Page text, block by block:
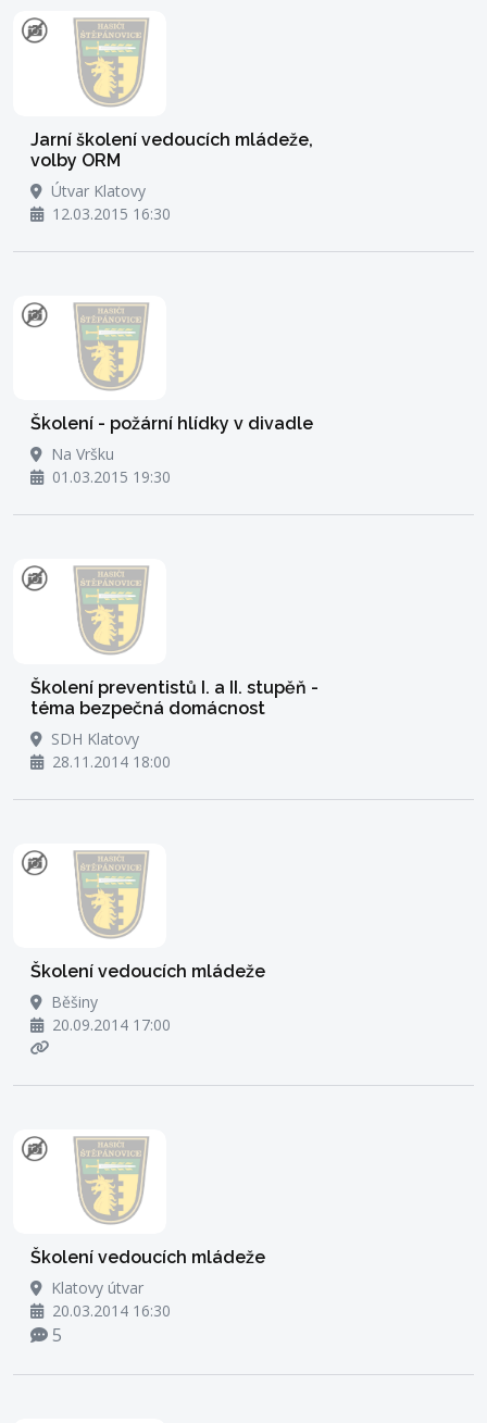
Jarní školení vedoucích mládeže,
volby ORM
Útvar Klatovy
12.03.2015 16:30
Školení - požární hlídky v divadle
Na Vršku
01.03.2015 19:30
Školení preventistů I. a II. stupěň -
téma bezpečná domácnost
SDH Klatovy
28.11.2014 18:00
Školení vedoucích mládeže
Běšiny
20.09.2014 17:00
Školení vedoucích mládeže
Klatovy útvar
20.03.2014 16:30
5